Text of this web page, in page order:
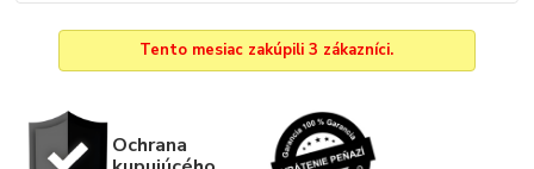
Tento mesiac zakúpili 3 zákazníci.
Ochrana